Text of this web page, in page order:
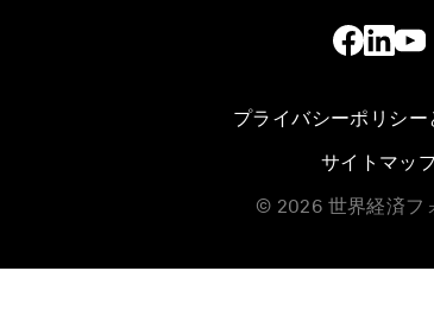
プライバシーポリシー
サイトマッ
© 2026 世界経済フ